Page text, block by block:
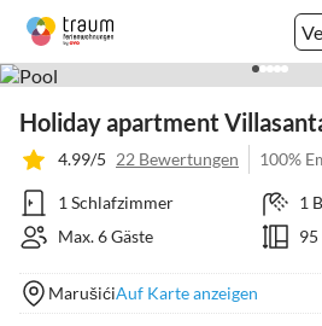
Holiday apartment
4.99/5 22 Bewertungen 100%
1 Schlafzimmer
1
Max. 6 Gäste
95
MarušićiAuf Karte anzeigen